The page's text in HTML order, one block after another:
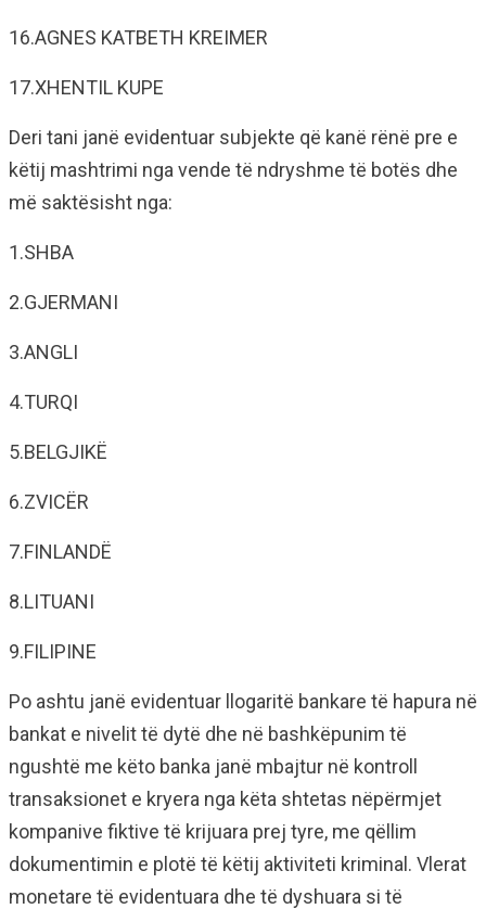
16.AGNES KATBETH KREIMER
17.XHENTIL KUPE
Deri tani janë evidentuar subjekte që kanë rënë pre e
këtij mashtrimi nga vende të ndryshme të botës dhe
më saktësisht nga:
1.SHBA
2.GJERMANI
3.ANGLI
4.TURQI
5.BELGJIKË
6.ZVICËR
7.FINLANDË
8.LITUANI
9.FILIPINE
Po ashtu janë evidentuar llogaritë bankare të hapura në
bankat e nivelit të dytë dhe në bashkëpunim të
ngushtë me këto banka janë mbajtur në kontroll
transaksionet e kryera nga këta shtetas nëpërmjet
kompanive fiktive të krijuara prej tyre, me qëllim
dokumentimin e plotë të këtij aktiviteti kriminal. Vlerat
monetare të evidentuara dhe të dyshuara si të